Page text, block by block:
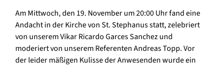
Am Mittwoch, den 19. November um 20:00 Uhr fand eine
Andacht in der Kirche von St. Stephanus statt, zelebriert
von unserem Vikar Ricardo Garces Sanchez und
moderiert von unserem Referenten Andreas Topp. Vor
der leider mäßigen Kulisse der Anwesenden wurde ein